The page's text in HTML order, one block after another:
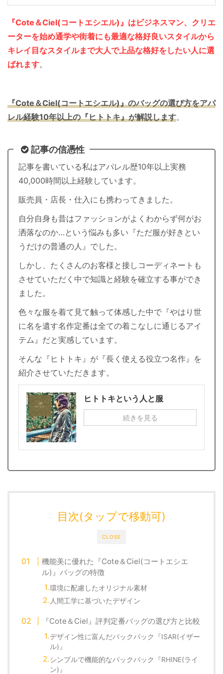
『Cote＆Ciel(コートエシエル)』はビジネスマン、クリエ
ーターを始め通学や街着にも最適な格好良いスタイルから
キレイ目なスタイルまで大人で上品な格好をしたい人に選
ばれます。
『Cote＆Ciel(コートエシエル)』のバッグの選び方をアパ
レル経験10年以上の『ヒトトキ』が解説します。
記事の信憑性
記事を書いている私はアパレル歴10年以上実務
40,000時間以上経験しています。
販売員・店長・仕入にも携わってきました。
自分自身も昔はファッションがよくわからず何がお
洒落なのか…という悩みも多い『ただ服が好きとい
うだけの普通の人』でした。
しかし、たくさんのお客様と接しコーディネートも
させていただく中で知識と経験を確立する事ができ
ました。
色々な服を着て見て触って体感した中で『やはり世
に名を遺す名作定番は全ての着こなしに通じるアイ
テム』だと実感しています。
そんな『ヒトトキ』が『長く使える役立つ名作』を
紹介させていただきます。
ヒトトキという人と服
続きを見る
CLOSE
目次(タップで移動可)
機能美に優れた『Cote＆Ciel(コートエシエ
ル)』バッグの特徴
環境に配慮したオリジナル素材
人間工学に基づいたデザイン
『Cote＆Ciel』評判定番バッグの選び方と比較
デザイン性に富んだバックパック『ISAR(イザー
ル)』
シンプルで機能的なバックパック『RHINE(ライ
ン)』